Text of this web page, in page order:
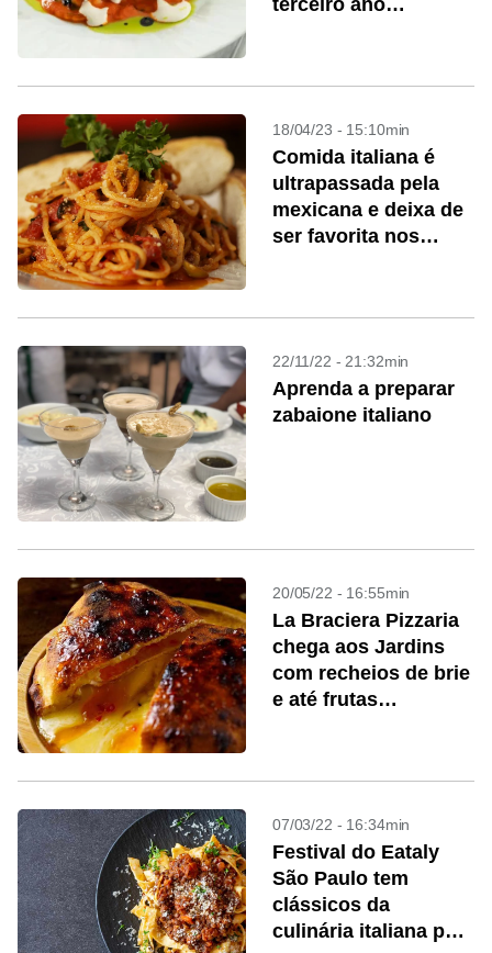
terceiro ano
18/04/23 - 15:10min
Comida italiana é
ultrapassada pela
mexicana e deixa de
ser favorita nos
22/11/22 - 21:32min
Aprenda a preparar
zabaione italiano
20/05/22 - 16:55min
La Braciera Pizzaria
chega aos Jardins
com recheios de brie
e até frutas
07/03/22 - 16:34min
Festival do Eataly
São Paulo tem
clássicos da
culinária italiana por